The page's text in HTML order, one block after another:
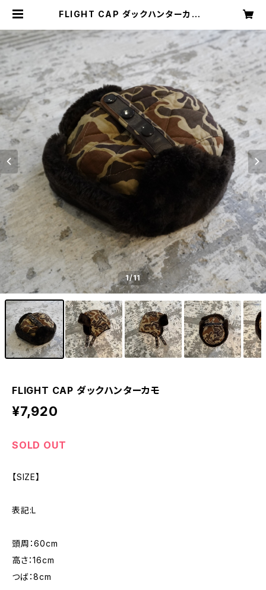
FLIGHT CAP ダックハンターカモ |
1/11
FLIGHT CAP ダックハンターカモ
¥7,920
SOLD OUT
【SIZE】
表記:L
頭周：60cm
高さ：16cm
つば：8cm